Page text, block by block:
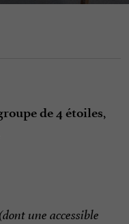
de 4 étoiles,
(dont une accessible